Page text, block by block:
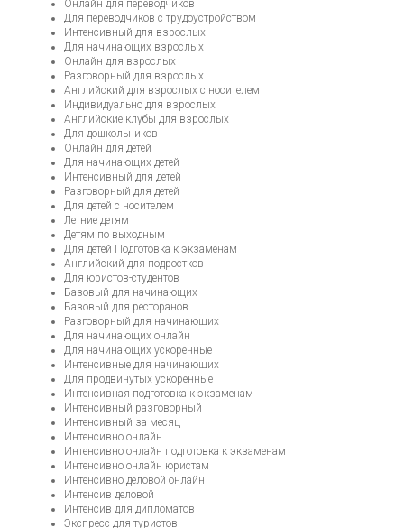
Онлайн для переводчиков
Для переводчиков с трудоустройством
Интенсивный для взрослых
Для начинающих взрослых
Онлайн для взрослых
Разговорный для взрослых
Английский для взрослых с носителем
Индивидуально для взрослых
Английские клубы для взрослых
Для дошкольников
Онлайн для детей
Для начинающих детей
Интенсивный для детей
Разговорный для детей
Для детей с носителем
Летние детям
Детям по выходным
Для детей Подготовка к экзаменам
Английский для подростков
Для юристов-студентов
Базовый для начинающих
Базовый для ресторанов
Разговорный для начинающих
Для начинающих онлайн
Для начинающих ускоренные
Интенсивные для начинающих
Для продвинутых ускоренные
Интенсивная подготовка к экзаменам
Интенсивный разговорный
Интенсивный за месяц
Интенсивно онлайн
Интенсивно онлайн подготовка к экзаменам
Интенсивно онлайн юристам
Интенсивно деловой онлайн
Интенсив деловой
Интенсив для дипломатов
Экспресс для туристов